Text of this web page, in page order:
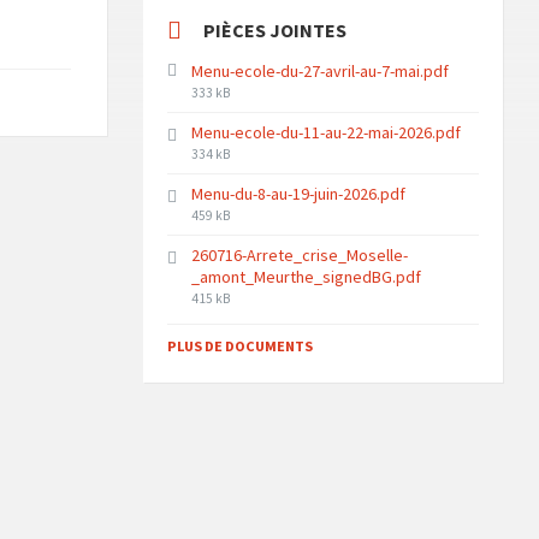
PIÈCES JOINTES
Menu-ecole-du-27-avril-au-7-mai.pdf
File
333 kB
Menu-ecole-du-11-au-22-mai-2026.pdf
File
334 kB
Menu-du-8-au-19-juin-2026.pdf
File
459 kB
260716-Arrete_crise_Moselle-
_amont_Meurthe_signedBG.pdf
File
415 kB
PLUS DE DOCUMENTS